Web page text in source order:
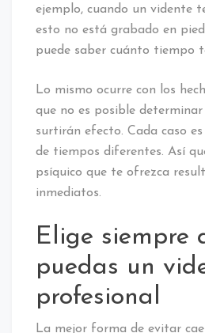
ejemplo, cuando un vidente
esto no está grabado en
puede saber cuánto tiempo
Lo mismo ocurre con los
que no es posible
surtirán efecto. Cada caso
de tiempos diferentes. Así
psíquico que te ofrezca
inmediatos.
Elige siempre
puedas un
profesional
La mejor forma de evitar